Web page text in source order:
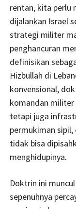
rentan, kita perlu
dijalankan Israel
strategi militer
penghancuran
definisikan
Hizbullah di
konvensional,
komandan militer
tetapi juga
permukiman
tidak bisa
menghidupinya.
Doktrin ini
sepenuhnya